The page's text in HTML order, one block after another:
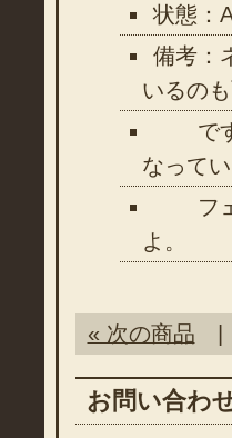
状態：
備考：
いるの
です
なってい
フェ
よ。
« 次の商品
|
お問い合わ